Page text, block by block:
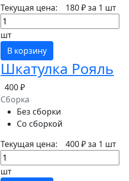
Текущая цена:
180 ₽за 1 шт
шт
В корзину
Шкатулка Рояль
400 ₽
Сборка
Без сборки
Со сборкой
Текущая цена:
400 ₽за 1 шт
шт